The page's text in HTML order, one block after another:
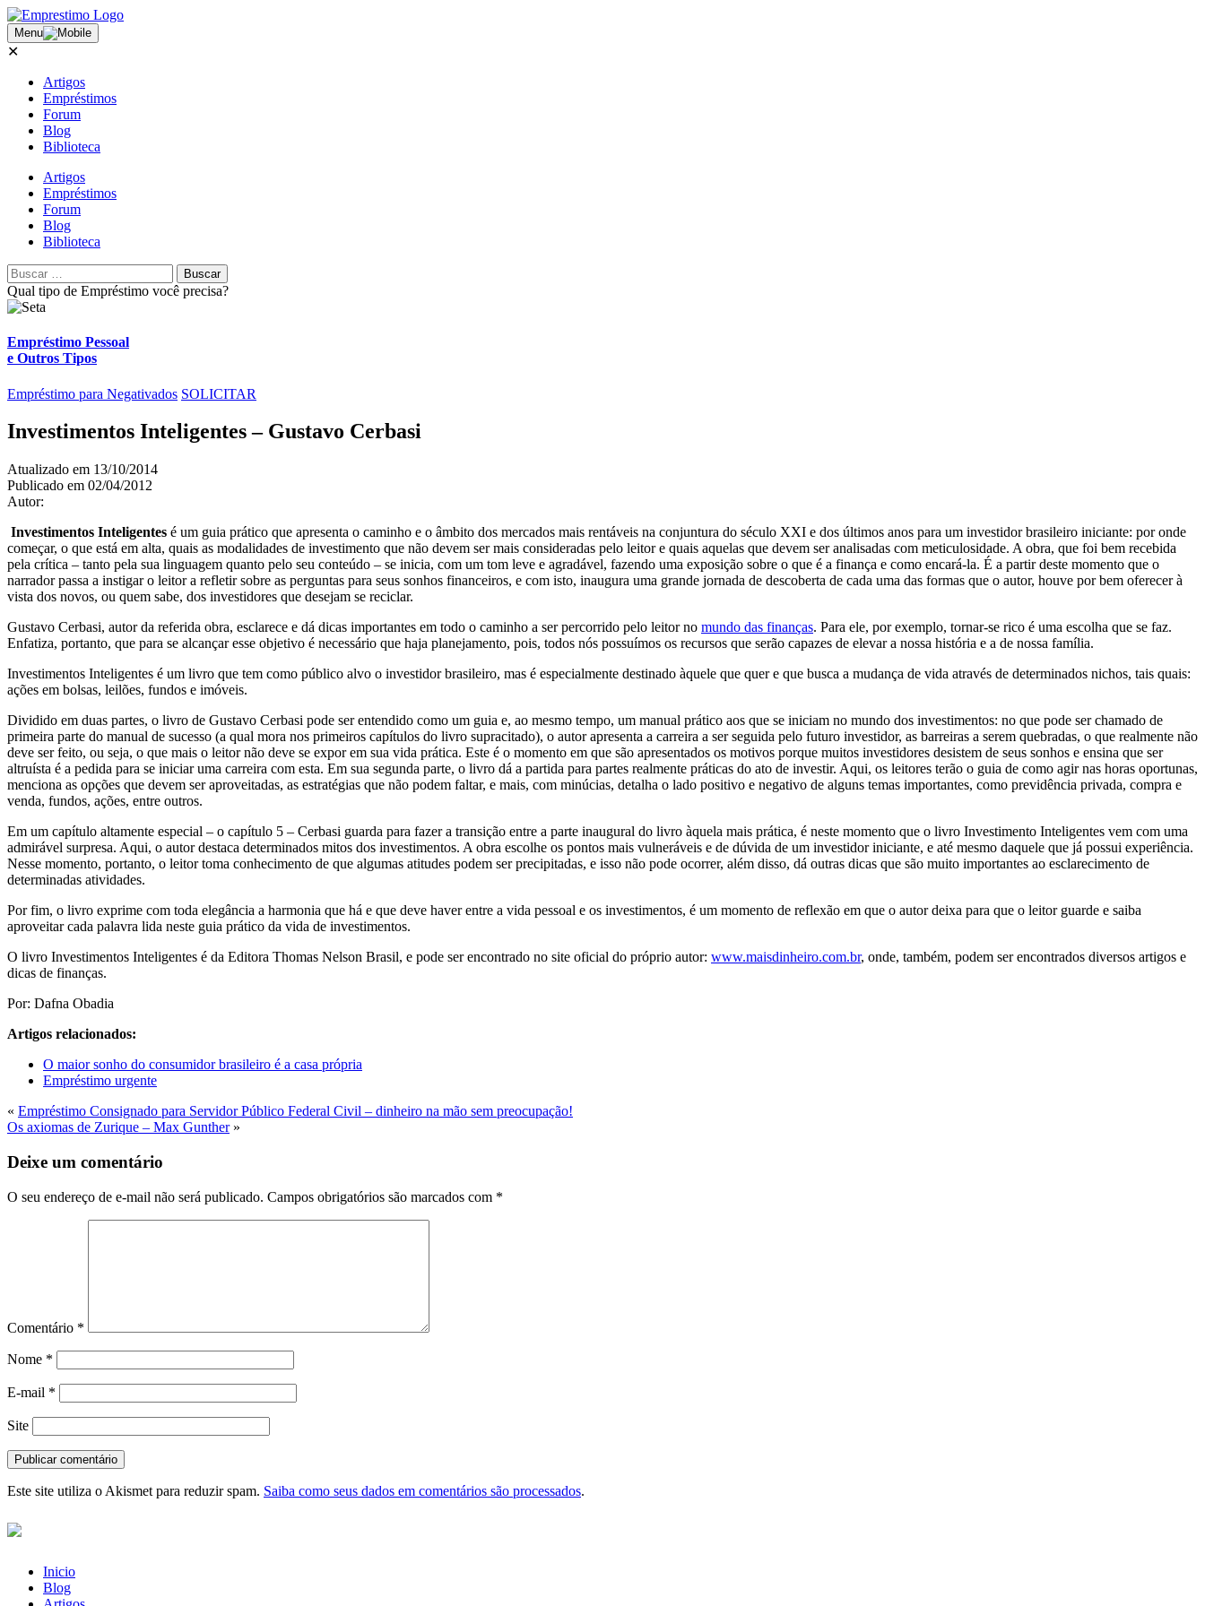
Menu
✕
Artigos
Empréstimos
Forum
Blog
Biblioteca
Artigos
Empréstimos
Forum
Blog
Biblioteca
Qual tipo de Empréstimo você precisa?
Empréstimo Pessoal
e Outros Tipos
Empréstimo para Negativados SOLICITAR
Investimentos Inteligentes – Gustavo Cerbasi
Atualizado em 13/10/2014
Publicado em 02/04/2012
Autor:
Investimentos Inteligentes é um guia prático que apresenta o caminho e o âmbito dos mercados mais rentáveis na conjuntura do século XXI e dos últimos anos para um investidor brasileiro iniciante: por onde
começar, o que está em alta, quais as modalidades de investimento que não devem ser mais consideradas pelo leitor e quais aquelas que devem ser analisadas com meticulosidade. A obra, que foi bem recebida
pela crítica – tanto pela sua linguagem quanto pelo seu conteúdo – se inicia, com um tom leve e agradável, fazendo uma exposição sobre o que é a finança e como encará-la. É a partir deste momento que o
narrador passa a instigar o leitor a refletir sobre as perguntas para seus sonhos financeiros, e com isto, inaugura uma grande jornada de descoberta de cada uma das formas que o autor, houve por bem oferecer à
vista dos novos, ou quem sabe, dos investidores que desejam se reciclar.
Gustavo Cerbasi, autor da referida obra, esclarece e dá dicas importantes em todo o caminho a ser percorrido pelo leitor no mundo das finanças. Para ele, por exemplo, tornar-se rico é uma escolha que se faz.
Enfatiza, portanto, que para se alcançar esse objetivo é necessário que haja planejamento, pois, todos nós possuímos os recursos que serão capazes de elevar a nossa história e a de nossa família.
Investimentos Inteligentes é um livro que tem como público alvo o investidor brasileiro, mas é especialmente destinado àquele que quer e que busca a mudança de vida através de determinados nichos, tais quais:
ações em bolsas, leilões, fundos e imóveis.
Dividido em duas partes, o livro de Gustavo Cerbasi pode ser entendido como um guia e, ao mesmo tempo, um manual prático aos que se iniciam no mundo dos investimentos: no que pode ser chamado de
primeira parte do manual de sucesso (a qual mora nos primeiros capítulos do livro supracitado), o autor apresenta a carreira a ser seguida pelo futuro investidor, as barreiras a serem quebradas, o que realmente não
deve ser feito, ou seja, o que mais o leitor não deve se expor em sua vida prática. Este é o momento em que são apresentados os motivos porque muitos investidores desistem de seus sonhos e ensina que ser
altruísta é a pedida para se iniciar uma carreira com esta. Em sua segunda parte, o livro dá a partida para partes realmente práticas do ato de investir. Aqui, os leitores terão o guia de como agir nas horas oportunas,
menciona as opções que devem ser aproveitadas, as estratégias que não podem faltar, e mais, com minúcias, detalha o lado positivo e negativo de alguns temas importantes, como previdência privada, compra e
venda, fundos, ações, entre outros.
Em um capítulo altamente especial – o capítulo 5 – Cerbasi guarda para fazer a transição entre a parte inaugural do livro àquela mais prática, é neste momento que o livro Investimento Inteligentes vem com uma
admirável surpresa. Aqui, o autor destaca determinados mitos dos investimentos. A obra escolhe os pontos mais vulneráveis e de dúvida de um investidor iniciante, e até mesmo daquele que já possui experiência.
Nesse momento, portanto, o leitor toma conhecimento de que algumas atitudes podem ser precipitadas, e isso não pode ocorrer, além disso, dá outras dicas que são muito importantes ao esclarecimento de
determinadas atividades.
Por fim, o livro exprime com toda elegância a harmonia que há e que deve haver entre a vida pessoal e os investimentos, é um momento de reflexão em que o autor deixa para que o leitor guarde e saiba
aproveitar cada palavra lida neste guia prático da vida de investimentos.
O livro Investimentos Inteligentes é da Editora Thomas Nelson Brasil, e pode ser encontrado no site oficial do próprio autor: www.maisdinheiro.com.br, onde, também, podem ser encontrados diversos artigos e
dicas de finanças.
Por: Dafna Obadia
Artigos relacionados:
O maior sonho do consumidor brasileiro é a casa própria
Empréstimo urgente
« Empréstimo Consignado para Servidor Público Federal Civil – dinheiro na mão sem preocupação!
Os axiomas de Zurique – Max Gunther»
Deixe um comentário
O seu endereço de e-mail não será publicado. Campos obrigatórios são marcados com *
Comentário *
Nome *
E-mail *
Site
Este site utiliza o Akismet para reduzir spam. Saiba como seus dados em comentários são processados.
Inicio
Blog